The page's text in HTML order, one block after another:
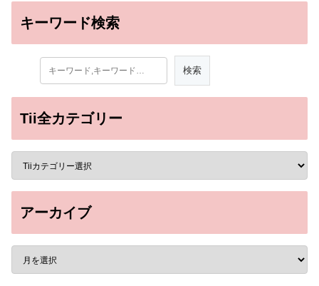
キーワード検索
Tii全カテゴリー
アーカイブ